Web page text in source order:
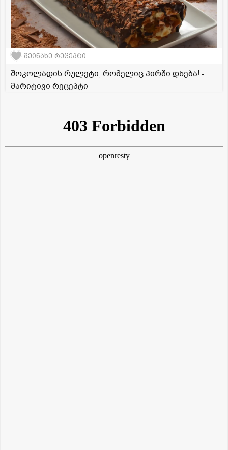
შეინახე რეცეპტი
შოკოლადის რულეტი, რომელიც პირში დნება! -
მარიტივი რეცეპტი